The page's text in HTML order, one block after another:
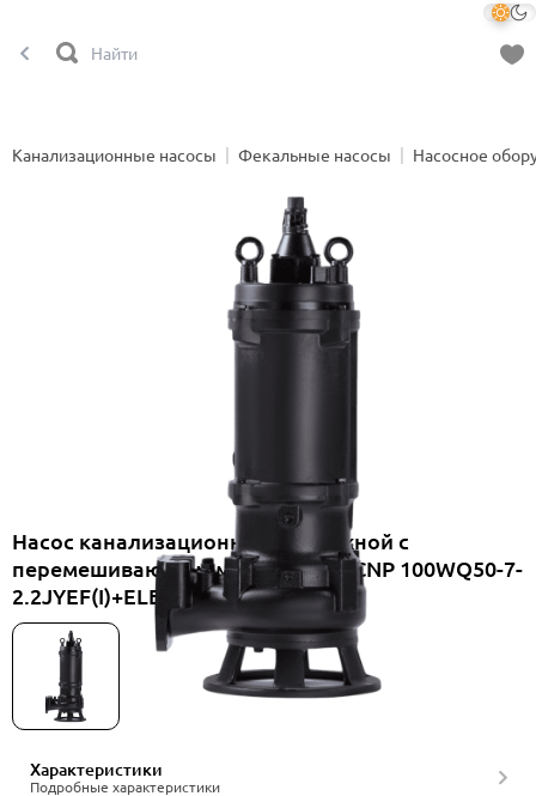
Канализационные насосы Фекальные насосы Насосное
Насос канализационный погружной с
перемешивающим механизмом CNP 100WQ50-7-
2.2JYEF(I)+ELB100WQ
Характеристики
Подробные характеристики